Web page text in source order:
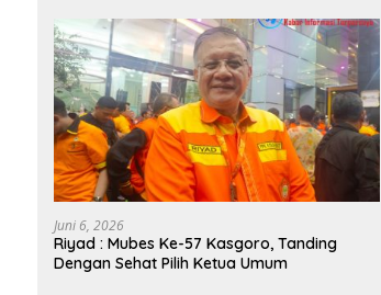
Juni 6, 2026
Riyad : Mubes Ke-57 Kasgoro, Tanding
Dengan Sehat Pilih Ketua Umum